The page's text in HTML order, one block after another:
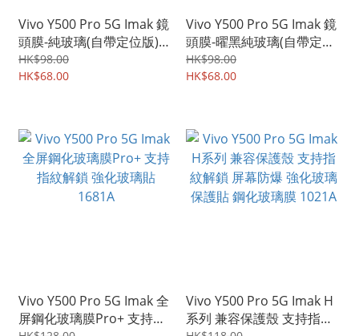
Vivo Y500 Pro 5G Imak 鏡
頭膜-純玻璃(自帶定位版)
鏡頭防爆保護貼 強化鋼化
玻璃貼膜 3145A
HK$98.00
HK$68.00
Vivo Y500 Pro 5G Imak 鏡
頭膜-曜黑純玻璃(自帶定位
版) 鏡頭防爆保護貼 強化鋼
化玻璃貼膜 1959A
HK$98.00
HK$68.00
Vivo Y500 Pro 5G Imak 全
屏鋼化玻璃膜Pro+ 支持指
Vivo Y500 Pro 5G Imak H
系列 兼容保護殼 支持指紋